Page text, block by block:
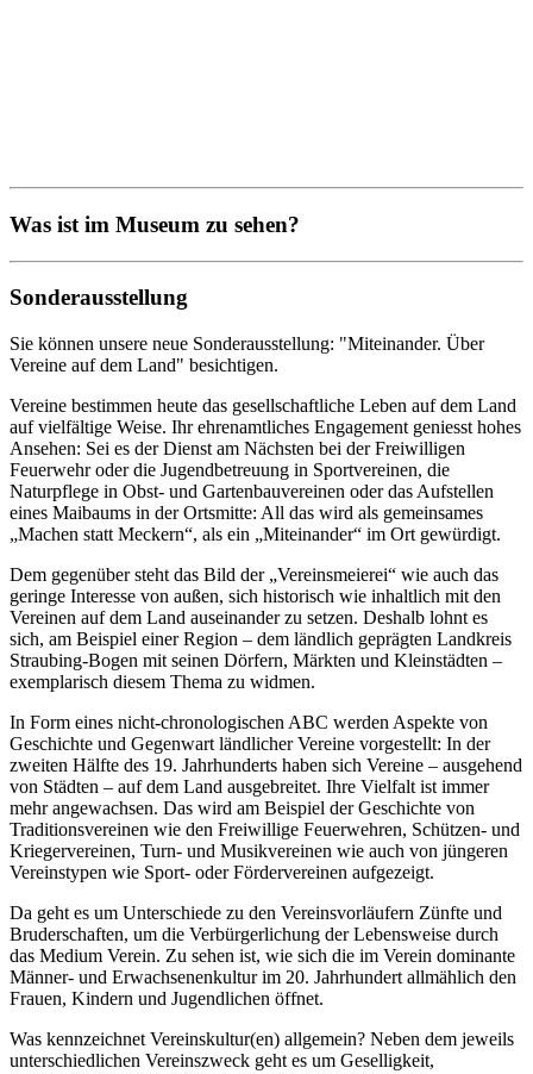
Was ist im Museum zu sehen?
Sonderausstellung
Sie können unsere neue Sonderausstellung: "Miteinander. Über
Vereine auf dem Land" besichtigen.
Vereine bestimmen heute das gesellschaftliche Leben auf dem Land
auf vielfältige Weise. Ihr ehrenamtliches Engagement geniesst hohes
Ansehen: Sei es der Dienst am Nächsten bei der Freiwilligen
Feuerwehr oder die Jugendbetreuung in Sportvereinen, die
Naturpflege in Obst- und Gartenbauvereinen oder das Aufstellen
eines Maibaums in der Ortsmitte: All das wird als gemeinsames
„Machen statt Meckern“, als ein „Miteinander“ im Ort gewürdigt.
Dem gegenüber steht das Bild der „Vereinsmeierei“ wie auch das
geringe Interesse von außen, sich historisch wie inhaltlich mit den
Vereinen auf dem Land auseinander zu setzen. Deshalb lohnt es
sich, am Beispiel einer Region – dem ländlich geprägten Landkreis
Straubing-Bogen mit seinen Dörfern, Märkten und Kleinstädten –
exemplarisch diesem Thema zu widmen.
In Form eines nicht-chronologischen ABC werden Aspekte von
Geschichte und Gegenwart ländlicher Vereine vorgestellt: In der
zweiten Hälfte des 19. Jahrhunderts haben sich Vereine – ausgehend
von Städten – auf dem Land ausgebreitet. Ihre Vielfalt ist immer
mehr angewachsen. Das wird am Beispiel der Geschichte von
Traditionsvereinen wie den Freiwillige Feuerwehren, Schützen- und
Kriegervereinen, Turn- und Musikvereinen wie auch von jüngeren
Vereinstypen wie Sport- oder Fördervereinen aufgezeigt.
Da geht es um Unterschiede zu den Vereinsvorläufern Zünfte und
Bruderschaften, um die Verbürgerlichung der Lebensweise durch
das Medium Verein. Zu sehen ist, wie sich die im Verein dominante
Männer- und Erwachsenenkultur im 20. Jahrhundert allmählich den
Frauen, Kindern und Jugendlichen öffnet.
Was kennzeichnet Vereinskultur(en) allgemein? Neben dem jeweils
unterschiedlichen Vereinszweck geht es um Geselligkeit,